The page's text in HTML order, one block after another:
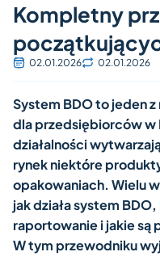
Kompletny
02.01.2026 02.01.2026
System BDO to jeden
dla przedsiębiorców w
działalności
rynek niektóre
opakowaniach. Wielu
jak działa system
raportowanie i jakie są
W tym przewodniku